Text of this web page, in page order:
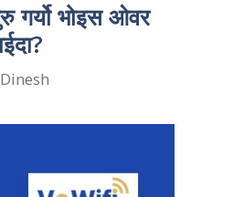
गर्यो भोइस ओवर
Dinesh